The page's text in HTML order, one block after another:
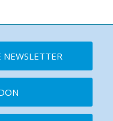
NEWSLETTER